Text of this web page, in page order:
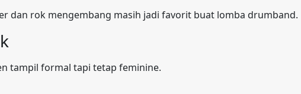
dan rok mengembang masih jadi favorit buat lomba drumband.
tampil formal tapi tetap feminine.